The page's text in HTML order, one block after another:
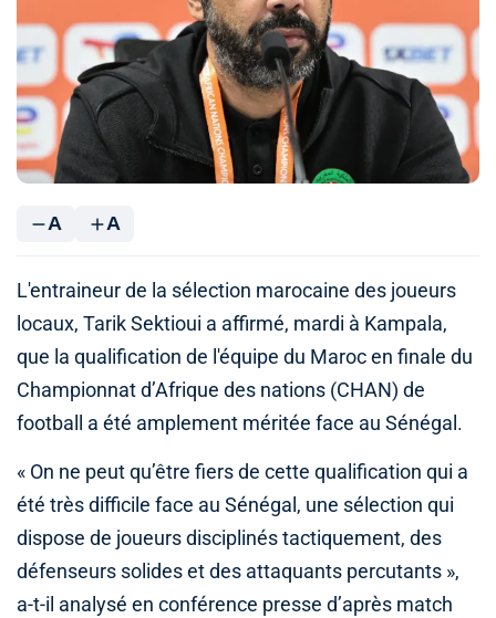
A A
L'entraineur de la sélection marocaine des joueurs
locaux, Tarik Sektioui a affirmé, mardi à Kampala,
que la qualification de l'équipe du Maroc en finale du
Championnat d’Afrique des nations (CHAN) de
football a été amplement méritée face au Sénégal.
« On ne peut qu’être fiers de cette qualification qui a
été très difficile face au Sénégal, une sélection qui
dispose de joueurs disciplinés tactiquement, des
défenseurs solides et des attaquants percutants »,
a-t-il analysé en conférence presse d’après match